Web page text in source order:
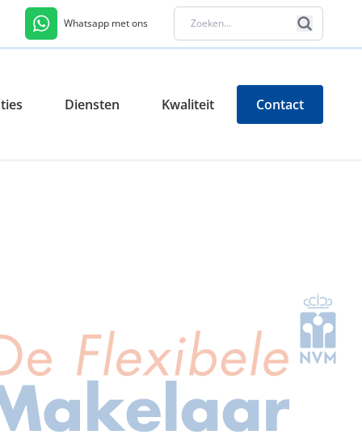
Whatsapp met ons
Diensten Kwaliteit Contact